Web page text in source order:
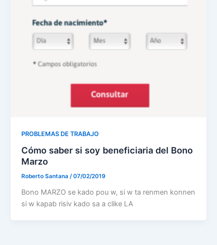
PROBLEMAS DE TRABAJO
Cómo saber si soy beneficiaria del Bono
Marzo
Roberto Santana/07/02/2019
Bono MARZO se kado pou w, si w ta renmen konnen
si w kapab risiv kado sa a clike LA